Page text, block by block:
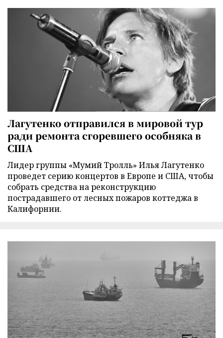
Лагутенко отправился в мировой тур
ради ремонта сгоревшего особняка в
США
Лидер группы «Мумий Тролль» Илья Лагутенко
проведет серию концертов в Европе и США, чтобы
собрать средства на реконструкцию
пострадавшего от лесных пожаров коттеджа в
Калифорнии.